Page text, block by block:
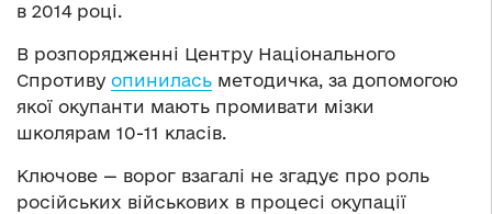
в 2014 році.
В розпорядженні Центру Національного
Спротиву опинилась методичка, за допомогою
якої окупанти мають промивати мізки
школярам 10-11 класів.
Ключове — ворог взагалі не згадує про роль
російських військових в процесі окупації